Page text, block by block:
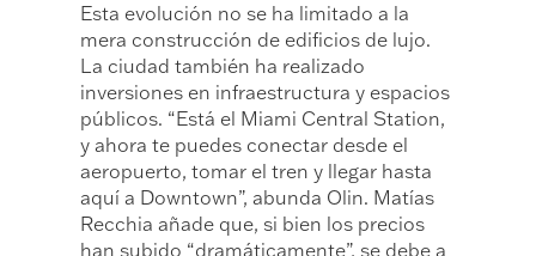
Esta evolución no se ha limitado a la
mera construcción de edificios de lujo.
La ciudad también ha realizado
inversiones en infraestructura y espacios
públicos. “Está el Miami Central Station,
y ahora te puedes conectar desde el
aeropuerto, tomar el tren y llegar hasta
aquí a Downtown”, abunda Olin. Matías
Recchia añade que, si bien los precios
han subido “dramáticamente”, se debe a